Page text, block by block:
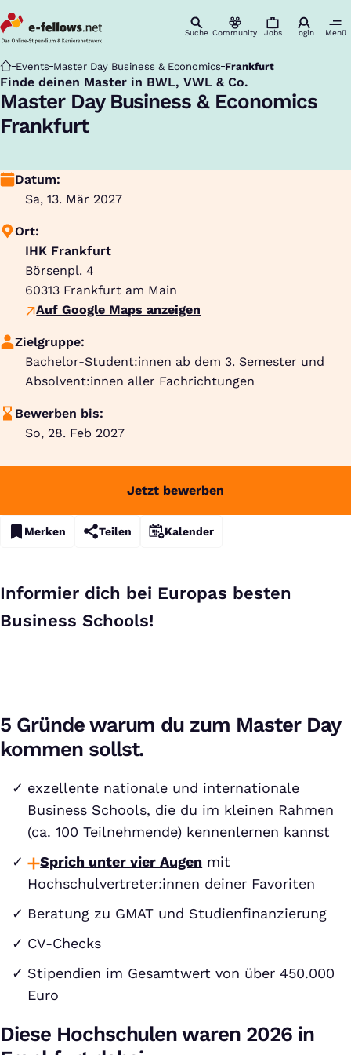
Suche Community Jobs Login Menü
Startseite
Events Master Day Business & Economics Frankfurt
Finde deinen Master in BWL, VWL & Co.
:
Master Day Business & Economics
Frankfurt
Datum:
Sa, 13. Mär 2027
Ort:
IHK Frankfurt
Börsenpl. 4
60313 Frankfurt am Main
Auf Google Maps anzeigen
Zielgruppe:
Bachelor-Student:innen ab dem 3. Semester und
Absolvent:innen aller Fachrichtungen
Bewerben bis:
So, 28. Feb 2027
Jetzt bewerben
Merken Teilen Kalender
Informier dich bei Europas besten
Business Schools!
5 Gründe warum du zum Master Day
kommen sollst.
exzellente nationale und internationale
Business Schools, die du im kleinen Rahmen
(ca. 100 Teilnehmende) kennenlernen kannst
Sprich unter vier Augen mit
Hochschulvertreter:innen deiner Favoriten
Beratung zu GMAT und Studienfinanzierung
CV-Checks
Stipendien im Gesamtwert von über 450.000
Euro
Diese Hochschulen waren 2026 in